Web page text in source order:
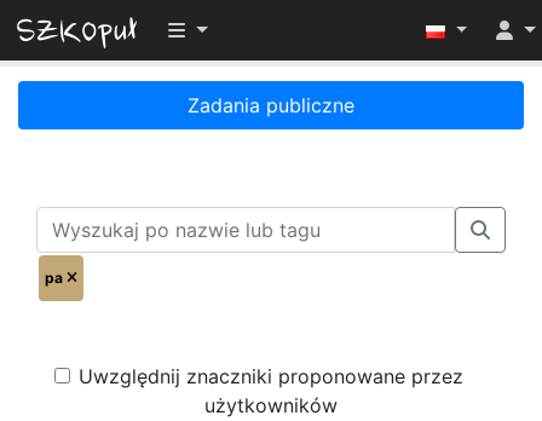
Przełącz widoczność menu
Zadania publiczne
pa
Uwzględnij znaczniki proponowane przez
użytkowników